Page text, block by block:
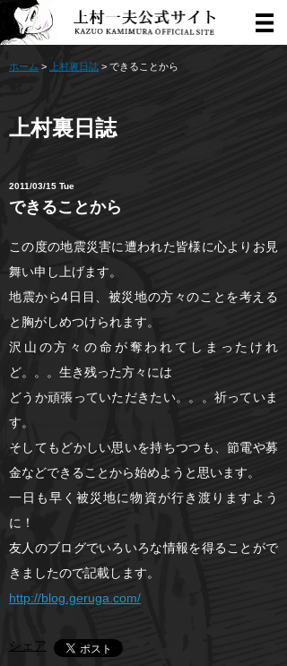
ホーム > 上村裏日誌 > できることから
上村裏日誌
2011/03/15 Tue
できることから
この度の地震災害に遭われた皆様に心よりお見
舞い申し上げます。
地震から4日目、被災地の方々のことを考える
と胸がしめつけられます。
沢山の方々の命が奪われてしまったけれ
ど。。。生き残った方々には
どうか頑張っていただきたい。。。祈っていま
す。
そしてもどかしい思いを持ちつつも、節電や募
金などできることから始めようと思います。
一日も早く被災地に物資が行き渡りますよう
に！
友人のブログでいろいろな情報を得ることがで
きましたので記載します。
http://blog.geruga.com/
シェア